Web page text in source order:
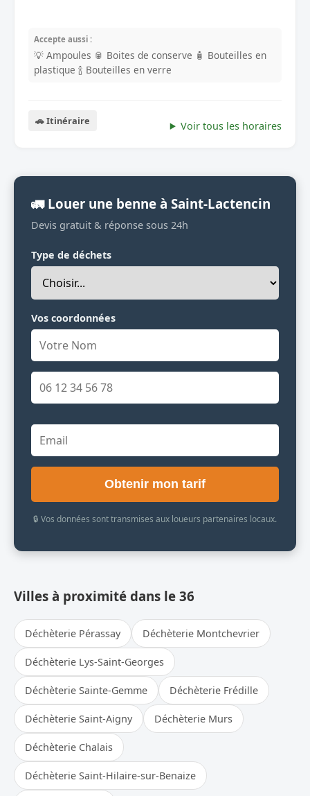
Accepte aussi :
💡 Ampoules 🥫 Boites de conserve 🧴 Bouteilles en
plastique 🍾 Bouteilles en verre
🚗 Itinéraire Voir tous les horaires
🚛 Louer une benne à Saint-Lactencin
Devis gratuit & réponse sous 24h
Type de déchets
Vos coordonnées
Obtenir mon tarif
🔒 Vos données sont transmises aux loueurs partenaires locaux.
Villes à proximité dans le 36
Déchèterie Pérassay Déchèterie Montchevrier
Déchèterie Lys-Saint-Georges
Déchèterie Sainte-Gemme Déchèterie Frédille
Déchèterie Saint-Aigny Déchèterie Murs
Déchèterie Chalais
Déchèterie Saint-Hilaire-sur-Benaize